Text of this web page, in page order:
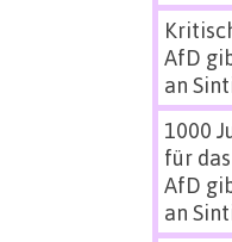
AfD
an
1000
für
AfD
an